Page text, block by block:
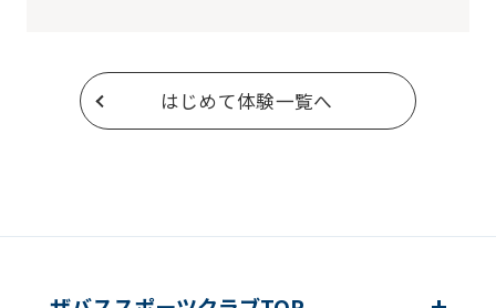
はじめて体験一覧へ